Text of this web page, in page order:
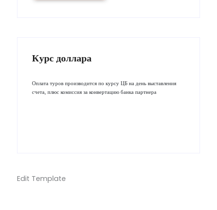
Курс доллара
Оплата туров производится по курсу ЦБ на день выставления
счета, плюс комиссия за конвертацию банка партнера
Edit Template